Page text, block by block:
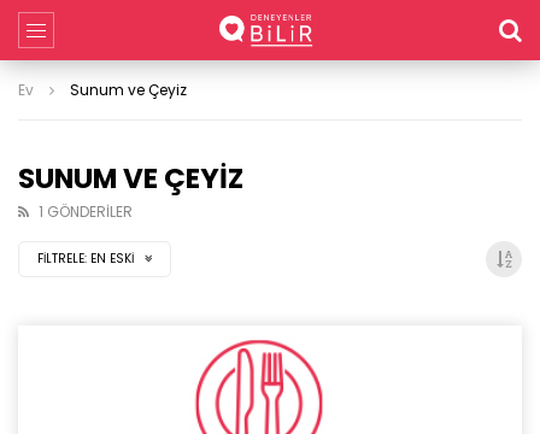
Ev Sunum ve Çeyiz
SUNUM VE ÇEYIZ
1 GÖNDERILER
FILTRELE: EN ESKI